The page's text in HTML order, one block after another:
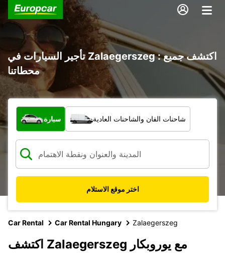
تأجير السيارات في Zalaegerszeg : اكتشف جميع
محطاتنا
ما نوع المركبة؟
سيارة شاحنات الفان والشاحنات العادية
اختر موقع الاستلام
Car Rental Car Rental Hungary Zalaegerszeg
اكتشف Zalaegerszeg مع يوروبكار